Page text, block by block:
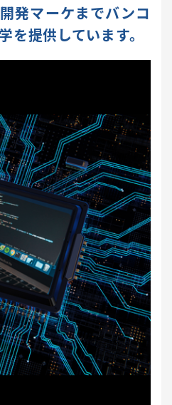
発マーケまでバンコ
を提供しています。